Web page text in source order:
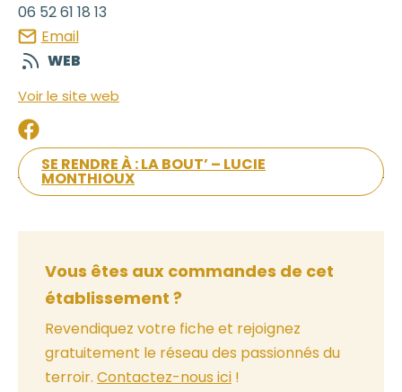
06 52 61 18 13
Email
WEB
Voir le site web
SE RENDRE À : LA BOUT’ – LUCIE
MONTHIOUX
Vous êtes aux commandes de cet
établissement ?
Revendiquez votre fiche et rejoignez
gratuitement le réseau des passionnés du
terroir. Contactez-nous ici !